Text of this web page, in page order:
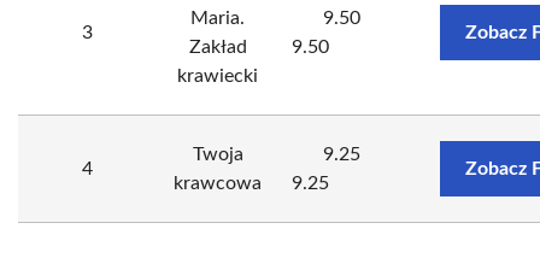
3
Maria.
Zakład
krawiecki
9.50
9.50
Zobacz
4
Twoja
krawcowa
9.25
9.25
Zobacz